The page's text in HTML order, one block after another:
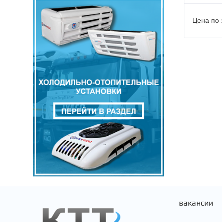
ГАЗ
DHOLLANDIA
ВАЗ
THERMO KING
ЛИАЗ
РМК
ЗАПЧАСТИ
VOLVO
Цена по запросу Цена по
вакансии